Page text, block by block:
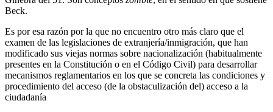
Beck.
Es por esa razón por la que no encuentro otro más claro que el
examen de las legislaciones de extranjería/inmigración, que han
modificado sus viejas normas sobre nacionalización (habitualmente
presentes en la Constitución o en el Código Civil) para desarrollar
mecanismos reglamentarios en los que se concreta las condiciones y
procedimiento del acceso (de la obstaculización del) acceso a la
ciudadanía